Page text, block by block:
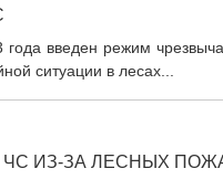
введен режим
ситуации в лесах...
ИЗ-ЗА ЛЕСНЫХ